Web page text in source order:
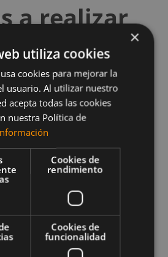
a realizar
cualquier ejercicio
se ejercitan con barra o
el presente artículo nos
a mi juicio son más
realizar sin tener que
sesión de entrenamiento el
hug carry
×
utiliza cookies
cookies para mejorar la
usuario. Al utilizar nuestro
acepta todas las cookies
nuestra Política de
Cookies de
rendimiento
Cookies de
funcionalidad